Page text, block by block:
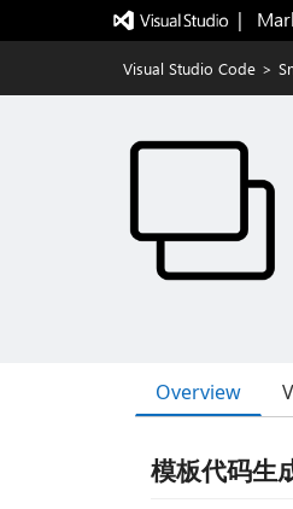
|
Visual Studio Code >
Overview
模板代码生